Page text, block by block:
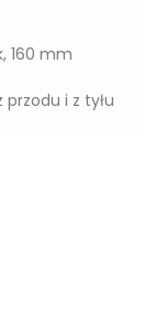
160 mm
i z tyłu